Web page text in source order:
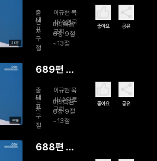
36분
은 어디인
가?
출
연
자
이규현 목
사/수영로
교회
대
표
구
절
마태복음
6장 9절
~13절
좋아요 공유
40분
689편 먼
야 할 것이
있다
출
연
자
이규현 목
사/수영로
교회
대
표
구
절
마태복음
6장 9절
~13절
좋아요 공유
688편 하